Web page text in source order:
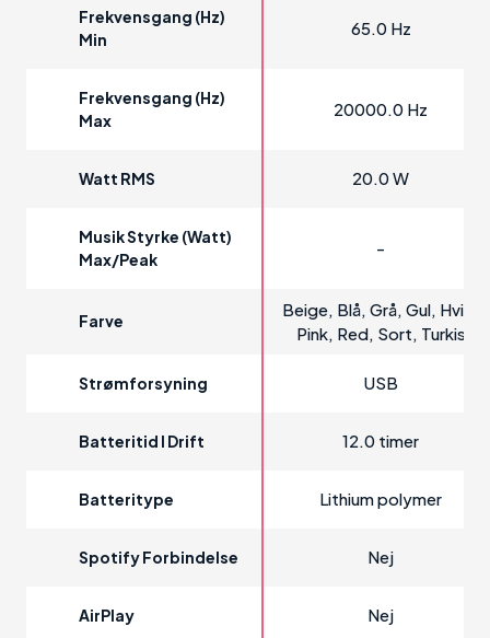
Frekvensgang (Hz)
Min
65.0 Hz
Frekvensgang (Hz)
Max
20000.0 Hz
Watt RMS 20.0 W
Musik Styrke (Watt)
Max/Peak
-
Farve
Beige, Blå, Grå, Gul, Hvid,
Pink, Red, Sort, Turkis
Strømforsyning USB
Batteritid I Drift 12.0 timer
Batteritype Lithium polymer
Spotify Forbindelse Nej
AirPlay Nej